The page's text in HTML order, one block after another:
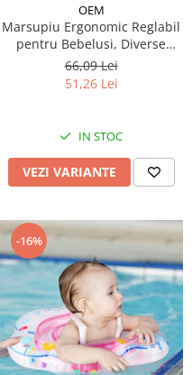
OEM
Marsupiu Ergonomic Reglabil
pentru Bebelusi, Diverse
Culori
66,09 Lei
51,26 Lei
IN STOC
VEZI VARIANTE
-16%